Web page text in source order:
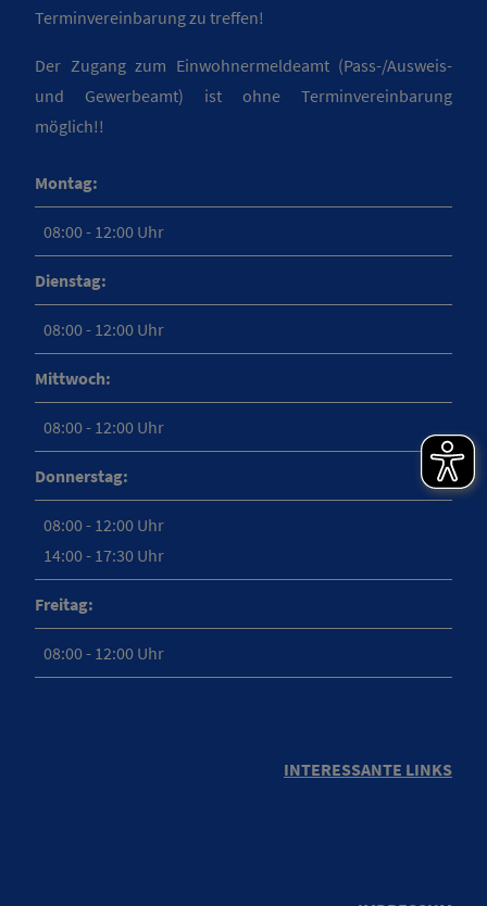
Terminvereinbarung zu treffen!
Der Zugang zum Einwohnermeldeamt (Pass-/Ausweis-
und Gewerbeamt) ist ohne Terminvereinbarung
möglich!!
Montag:
08:00 - 12:00 Uhr
Dienstag:
08:00 - 12:00 Uhr
Mittwoch:
08:00 - 12:00 Uhr
Donnerstag:
08:00 - 12:00 Uhr
14:00 - 17:30 Uhr
Freitag:
08:00 - 12:00 Uhr
INTERESSANTE LINKS